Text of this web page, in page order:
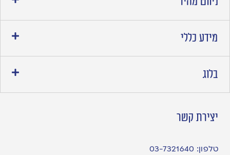
מידע כללי
בלוג
יצירת קשר
טלפון: 03-7321640